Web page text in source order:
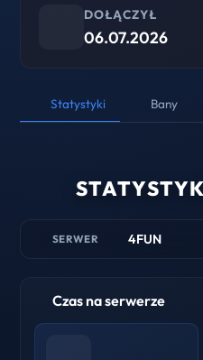
DOŁĄCZYŁ
06.07.2026
Statystyki Bany
SERWER 4FUN
Czas na serwerze